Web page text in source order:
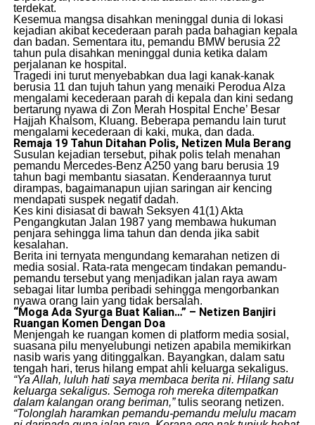
terdekat.
​Kesemua mangsa disahkan meninggal dunia di lokasi
kejadian akibat kecederaan parah pada bahagian kepala
dan badan. Sementara itu, pemandu BMW berusia 22
tahun pula disahkan meninggal dunia ketika dalam
perjalanan ke hospital.
​Tragedi ini turut menyebabkan dua lagi kanak-kanak
berusia 11 dan tujuh tahun yang menaiki Perodua Alza
mengalami kecederaan parah di kepala dan kini sedang
bertarung nyawa di Zon Merah Hospital Enche’ Besar
Hajjah Khalsom, Kluang. Beberapa pemandu lain turut
mengalami kecederaan di kaki, muka, dan dada.
Remaja 19 Tahun Ditahan Polis, Netizen Mula Berang
​Susulan kejadian tersebut, pihak polis telah menahan
pemandu Mercedes-Benz A250 yang baru berusia 19
tahun bagi membantu siasatan. Kenderaannya turut
dirampas, bagaimanapun ujian saringan air kencing
mendapati suspek negatif dadah.
​Kes kini disiasat di bawah Seksyen 41(1) Akta
Pengangkutan Jalan 1987 yang membawa hukuman
penjara sehingga lima tahun dan denda jika sabit
kesalahan.
​Berita ini ternyata mengundang kemarahan netizen di
media sosial. Rata-rata mengecam tindakan pemandu-
pemandu tersebut yang menjadikan jalan raya awam
sebagai litar lumba peribadi sehingga mengorbankan
nyawa orang lain yang tidak bersalah.
“Moga Ada Syurga Buat Kalian…” – Netizen Banjiri
Ruangan Komen Dengan Doa
​Menjengah ke ruangan komen di platform media sosial,
suasana pilu menyelubungi netizen apabila memikirkan
nasib waris yang ditinggalkan. Bayangkan, dalam satu
tengah hari, terus hilang empat ahli keluarga sekaligus.
“Ya Allah, luluh hati saya membaca berita ni. Hilang satu
keluarga sekaligus. Semoga roh mereka ditempatkan
dalam kalangan orang beriman,”tulis seorang netizen.
“Tolonglah haramkan pemandu-pemandu melulu macam